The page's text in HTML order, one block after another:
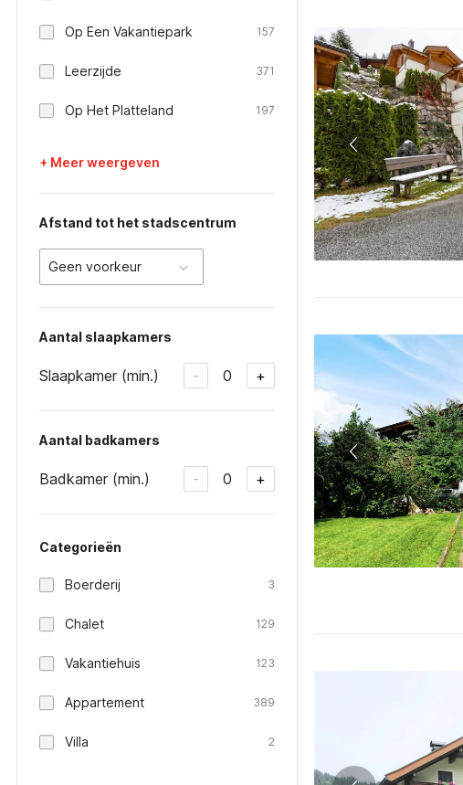
Op Een Vakantiepark 157
Leerzijde 371
Op Het Platteland 197
+ Meer weergeven
Afstand tot het stadscentrum
Geen voorkeur
Aantal slaapkamers
Slaapkamer (min.) - 0 +
Aantal badkamers
Badkamer (min.) - 0 +
Categorieën
Boerderij 3
Chalet 129
Vakantiehuis 123
Appartement 389
Villa 2